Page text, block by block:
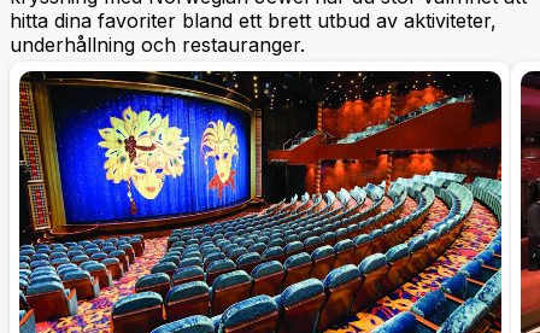
hitta dina favoriter bland ett brett utbud av aktiviteter,
underhållning och restauranger.